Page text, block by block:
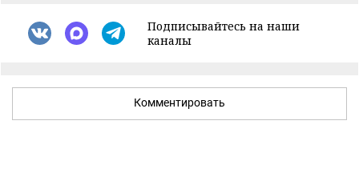
Подписывайтесь на наши
каналы
Комментировать